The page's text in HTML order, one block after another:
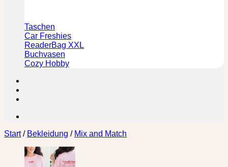
Taschen
Car Freshies
ReaderBag XXL
Buchvasen
Cozy Hobby
Start / Bekleidung / Mix and Match